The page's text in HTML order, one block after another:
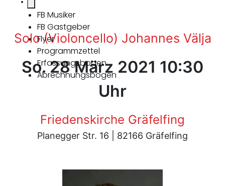
FB Musiker
FB Gastgeber
Flyer
Programmzettel
Erfassungsbogen
Abrechnungsbogen
Solo (Violoncello) Johannes Välja
So. 28 März 2021 10:30
Uhr
Friedenskirche Gräfelfing
Planegger Str. 16 | 82166 Gräfelfing